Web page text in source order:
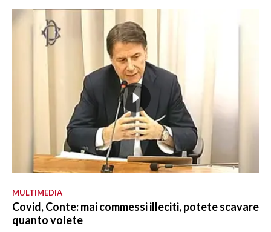
MULTIMEDIA
Covid, Conte: mai commessi illeciti, potete scavare
quanto volete